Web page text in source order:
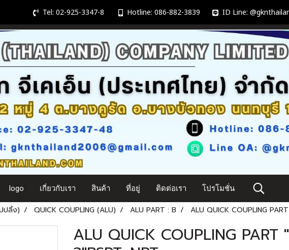
Tel: 02-925-3347-8 Hotline: 086-882-3839 ID Line:
logo เกี่ยวกับเรา สินค้า ที่อยู่ ติดต่อเรา โปรโมชั่น
ปลิ้ง) QUICK COUPLING (ALU) ALU PART : B ALU QUICK COUPLING
ALU QUICK COUPLING PART